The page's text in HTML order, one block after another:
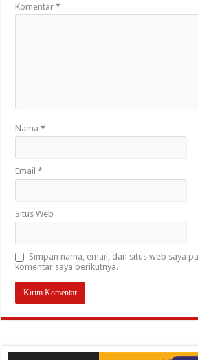
Komentar*
Nama*
Email*
Situs Web
Simpan nama, email, dan situs web saya
komentar saya berikutnya.